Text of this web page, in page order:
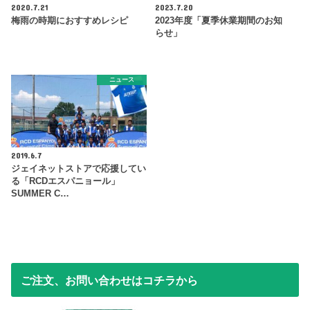
2020.7.21
梅雨の時期におすすめレシピ
2023.7.20
2023年度「夏季休業期間のお知
らせ」
ニュース
2019.6.7
ジェイネットストアで応援してい
る「RCDエスパニョール」
SUMMER C…
ご注文、お問い合わせはコチラから